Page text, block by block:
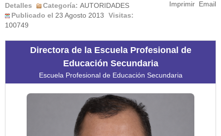
Imprimir Email
Detalles Categoría: AUTORIDADES
Publicado el 23 Agosto 2013
Visitas:
100749
Directora de la Escuela Profesional de
Educación Secundaria
Escuela Profesional de Educación Secundaria